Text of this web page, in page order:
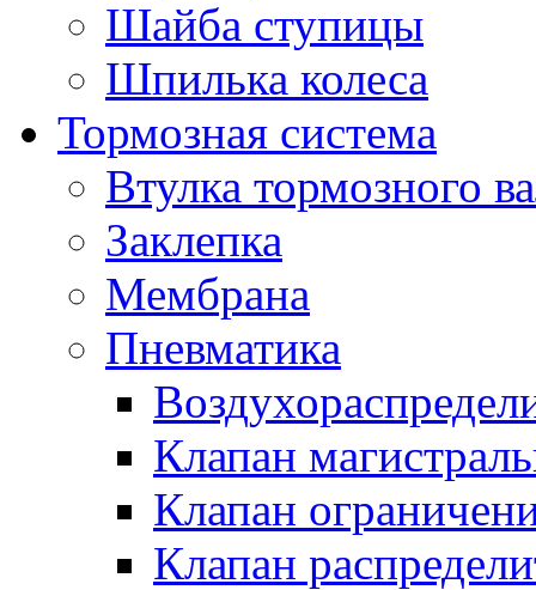
Шайба ступицы
Шпилька колеса
Тормозная система
Втулка тормозного
Заклепка
Мембрана
Пневматика
Клапан
Клапан
Клапан